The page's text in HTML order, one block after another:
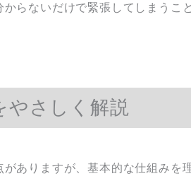
らないだけで緊張してしまうこ
やさしく解説
ありますが、基本的な仕組みを